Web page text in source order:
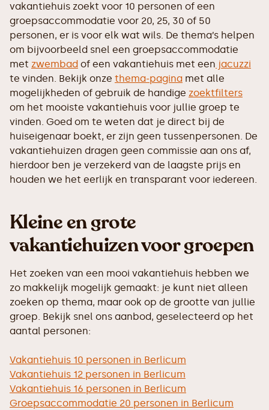
vakantiehuis zoekt voor 10 personen of een
groepsaccommodatie voor 20, 25, 30 of 50
personen, er is voor elk wat wils. De thema’s helpen
om bijvoorbeeld snel een groepsaccommodatie
met zwembad of een vakantiehuis met een jacuzzi
te vinden. Bekijk onze thema-pagina met alle
mogelijkheden of gebruik de handige zoektfilters
om het mooiste vakantiehuis voor jullie groep te
vinden. Goed om te weten dat je direct bij de
huiseigenaar boekt, er zijn geen tussenpersonen. De
vakantiehuizen dragen geen commissie aan ons af,
hierdoor ben je verzekerd van de laagste prijs en
houden we het eerlijk en transparant voor iedereen.
Kleine en grote
vakantiehuizen voor groepen
Het zoeken van een mooi vakantiehuis hebben we
zo makkelijk mogelijk gemaakt: je kunt niet alleen
zoeken op thema, maar ook op de grootte van jullie
groep. Bekijk snel ons aanbod, geselecteerd op het
aantal personen:
Vakantiehuis 10 personen in Berlicum
Vakantiehuis 12 personen in Berlicum
Vakantiehuis 16 personen in Berlicum
Groepsaccommodatie 20 personen in Berlicum